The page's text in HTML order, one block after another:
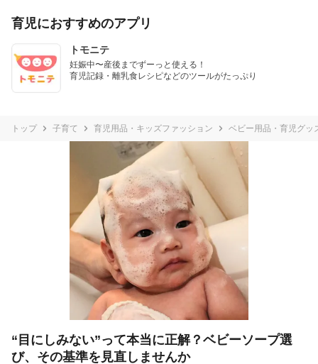
育児におすすめのアプリ
トモニテ
妊娠中〜産後までずーっと使える！
育児記録・離乳食レシピなどのツールがたっぷり
トップ 子育て 育児用品・キッズファッション ベビー用品・育児グッ
“目にしみない”って本当に正解？ベビーソープ選
び、その基準を見直しませんか